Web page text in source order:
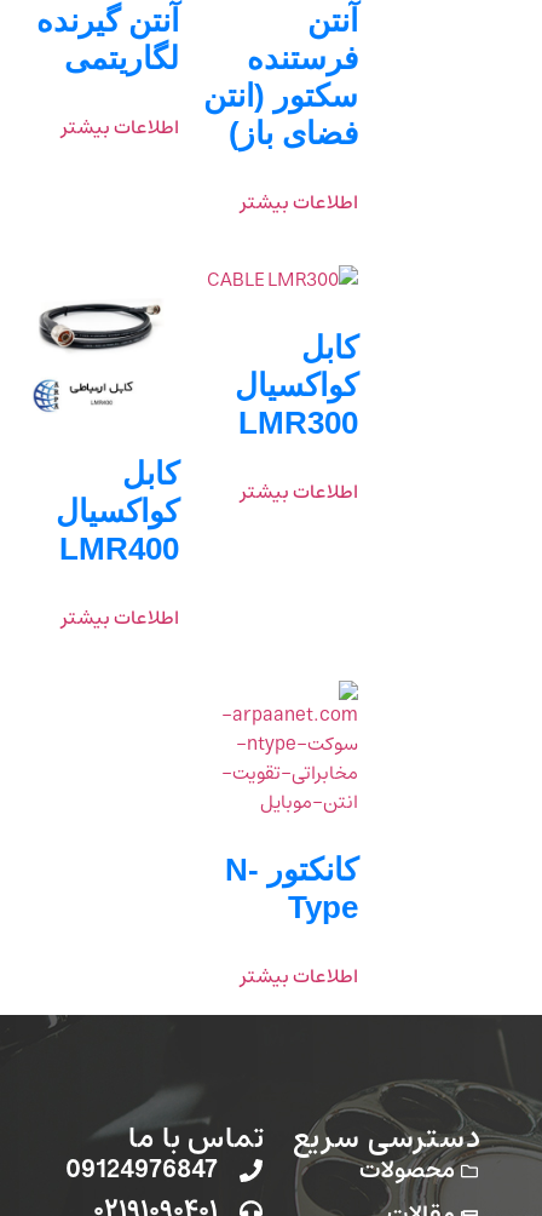
آنتن
فرستنده
سکتور (انتن
فضای باز)
اطلاعات بیشتر
آنتن گیرنده
لگاریتمی
اطلاعات بیشتر
کابل
کواکسیال
LMR300
اطلاعات بیشتر
کابل
کواکسیال
LMR400
اطلاعات بیشتر
کانکتور N-
Type
اطلاعات بیشتر
دسترسی سریع
محصولات
تماس با ما
09124976847